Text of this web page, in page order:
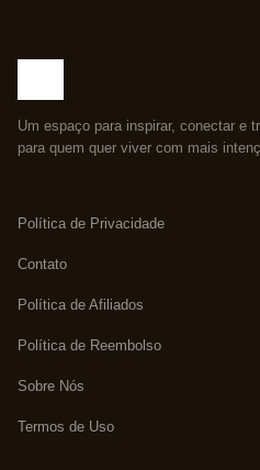
Um espaço para inspirar, conectar e
para quem quer viver com mais
Política de Privacidade
Contato
Política de Afiliados
Política de Reembolso
Sobre Nós
Termos de Uso